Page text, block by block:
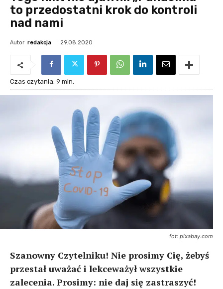
to przedostatni krok do kontroli
nad nami
Autor redakcja 29.08.2020
Czas czytania: 9 min.
fot: pixabay.com
Szanowny Czytelniku! Nie prosimy Cię, żebyś
przestał uważać i lekceważył wszystkie
zalecenia. Prosimy: nie daj się zastraszyć!